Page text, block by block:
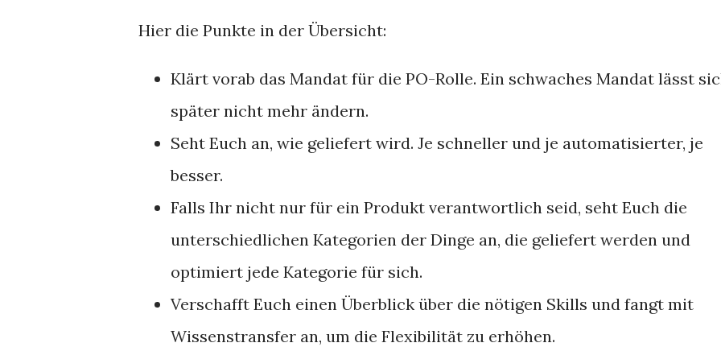
Hier die Punkte in der Übersicht:
Klärt vorab das Mandat für die PO-Rolle. Ein schwaches Mandat lässt
später nicht mehr ändern.
Seht Euch an, wie geliefert wird. Je schneller und je automatisierter, je
besser.
Falls Ihr nicht nur für ein Produkt verantwortlich seid, seht Euch die
unterschiedlichen Kategorien der Dinge an, die geliefert werden und
optimiert jede Kategorie für sich.
Verschafft Euch einen Überblick über die nötigen Skills und fangt mit
Wissenstransfer an, um die Flexibilität zu erhöhen.